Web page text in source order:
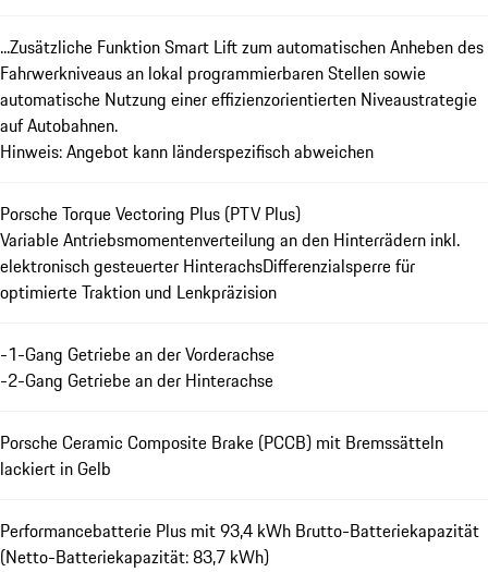
...Zusätzliche Funktion Smart Lift zum automatischen Anheben des
Fahrwerkniveaus an lokal programmierbaren Stellen sowie
automatische Nutzung einer effizienzorientierten Niveaustrategie
auf Autobahnen.
Hinweis: Angebot kann länderspezifisch abweichen
Porsche Torque Vectoring Plus (PTV Plus)
Variable Antriebsmomentenverteilung an den Hinterrädern inkl.
elektronisch gesteuerter HinterachsDifferenzialsperre für
optimierte Traktion und Lenkpräzision
-1-Gang Getriebe an der Vorderachse
-2-Gang Getriebe an der Hinterachse
Porsche Ceramic Composite Brake (PCCB) mit Bremssätteln
lackiert in Gelb
Performancebatterie Plus mit 93,4 kWh Brutto-Batteriekapazität
(Netto-Batteriekapazität: 83,7 kWh)